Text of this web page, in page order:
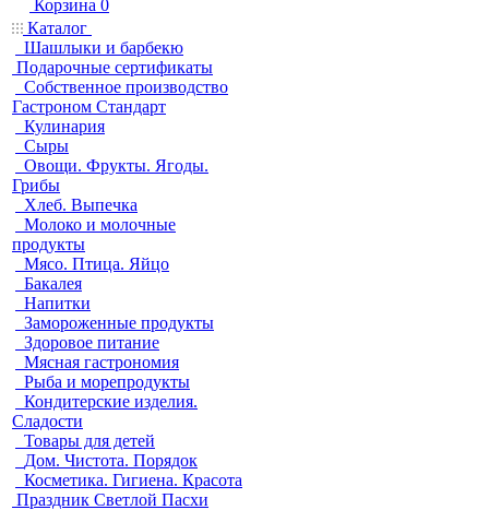
Корзина 0
Каталог
Шашлыки и барбекю
Подарочные сертификаты
Собственное производство
Гастроном Стандарт
Кулинария
Сыры
Овощи. Фрукты. Ягоды.
Грибы
Хлеб. Выпечка
Молоко и молочные
продукты
Мясо. Птица. Яйцо
Бакалея
Напитки
Замороженные продукты
Здоровое питание
Мясная гастрономия
Рыба и морепродукты
Кондитерские изделия.
Сладости
Товары для детей
Дом. Чистота. Порядок
Косметика. Гигиена. Красота
Праздник Светлой Пасхи